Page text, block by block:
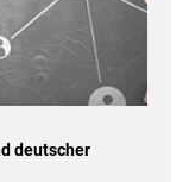
deutscher